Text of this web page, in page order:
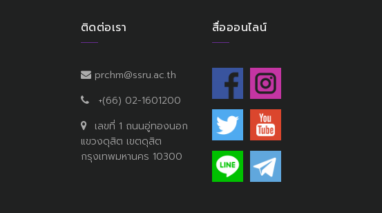
ติดต่อเรา
prchm@ssru.ac.th
+(66) 02-1601200
เลขที่ 1 ถนนอู่ทองนอก
แขวงดุสิต เขตดุสิต
กรุงเทพมหานคร 10300
สื่อออนไลน์